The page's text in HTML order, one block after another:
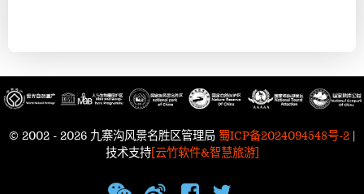
© 2002 - 2026 九寨沟风景名胜区管理局 蜀ICP备2024094548号-2 |
技术支持[云竹软件&智慧旅游]